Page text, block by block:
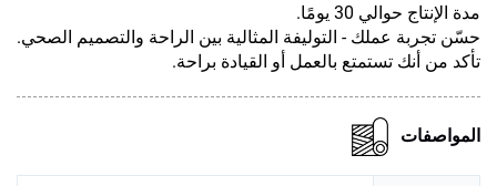
مدة الإنتاج حوالي 30 يومًا.
حسّن تجربة عملك - التوليفة المثالية بين الراحة والتصميم الصحي.
تأكد من أنك تستمتع بالعمل أو القيادة براحة.
المواصفات